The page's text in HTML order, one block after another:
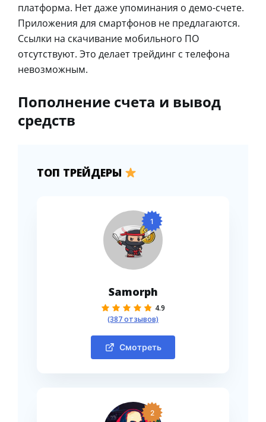
платформа. Нет даже упоминания о демо-счете.
Приложения для смартфонов не предлагаются.
Ссылки на скачивание мобильного ПО
отсутствуют. Это делает трейдинг с телефона
невозможным.
Пополнение счета и вывод
средств
ТОП ТРЕЙДЕРЫ
1
Samorph
4.9
(387 отзывов)
Смотреть
2